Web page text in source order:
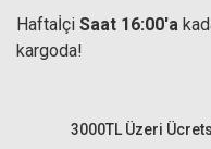
Haftaİçi Saat 16:00'a
kargoda!
3000TL Üzeri